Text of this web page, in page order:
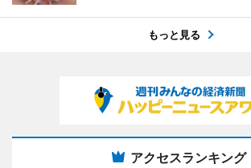
もっと見る
アクセスランキング